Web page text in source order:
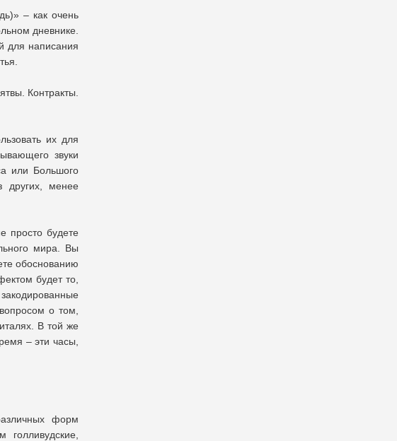
– как очень
дневнике.
для написания
Контракты.
их для
звуки
или Большого
других, менее
просто будете
мира. Вы
обоснованию
будет то,
о том,
В той же
– эти часы,
форм